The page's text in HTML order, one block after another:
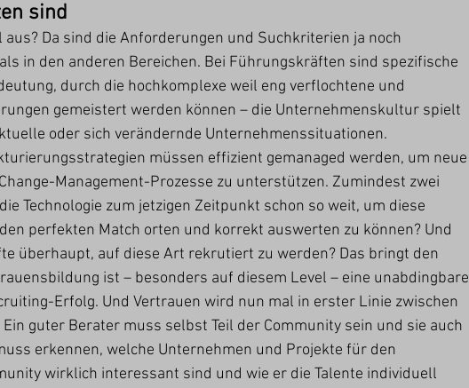
sind
aus? Da sind die Anforderungen und Suchkriterien ja noch
in den anderen Bereichen. Bei Führungskräften sind spezifische
durch die hochkomplexe weil eng verflochtene und
gemeistert werden können – die Unternehmenskultur spielt
oder sich verändernde Unternehmenssituationen.
müssen effizient gemanaged werden, um neue
Management-Prozesse zu unterstützen. Zumindest zwei
Technologie zum jetzigen Zeitpunkt schon so weit, um diese
perfekten Match orten und korrekt auswerten zu können? Und
überhaupt, auf diese Art rekrutiert zu werden? Das bringt den
ist – besonders auf diesem Level – eine unabdingbare
Erfolg. Und Vertrauen wird nun mal in erster Linie zwischen
guter Berater muss selbst Teil der Community sein und sie auch
erkennen, welche Unternehmen und Projekte für den
wirklich interessant sind und wie er die Talente individuell